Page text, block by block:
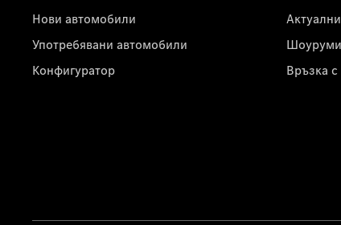
Нови автомобили
Употребявани автомобили
Конфигуратор
Шоуруми
Връзка с